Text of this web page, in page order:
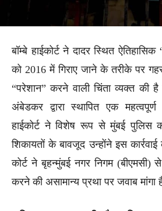
बॉम्बे हाईकोर्ट ने दादर स्थित
को 2016 में गिराए जाने के तरीके पर
“परेशान” करने वाली चिंता व्यक्त की
अंबेडकर द्वारा स्थापित एक
हाईकोर्ट ने विशेष रूप से मुंबई पुलिस
शिकायतों के बावजूद उन्होंने इस
कोर्ट ने बृहन्मुंबई नगर निगम (बीएमसी)
करने की असामान्य प्रथा पर जवाब मांगा